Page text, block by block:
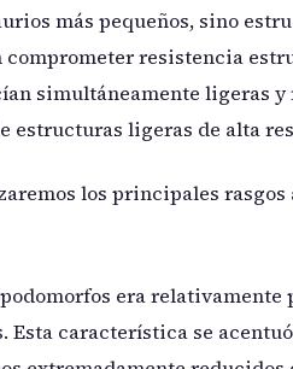
más pequeños, sino
comprometer resistencia
simultáneamente ligeras
estructuras ligeras de alta
los principales
era
Esta característica se